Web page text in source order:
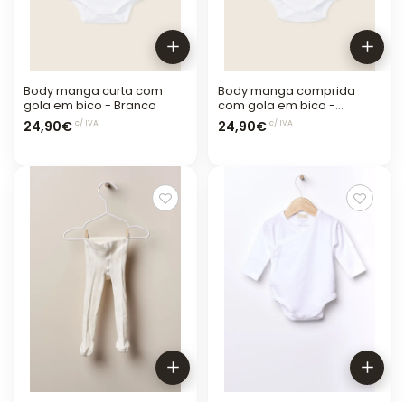
Body manga curta com
gola em bico - Branco
24,90€ c/ IVA
Body manga comprida
com gola em bico -
BRANCO
24,90€ c/ IVA